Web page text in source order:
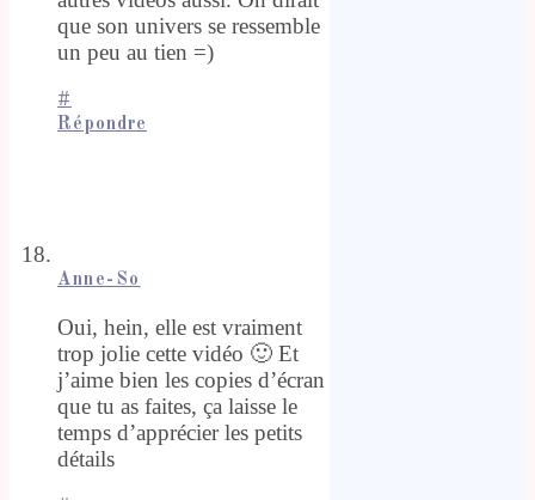
que son univers se ressemble
un peu au tien =)
#
Répondre
Anne-So
Oui, hein, elle est vraiment
trop jolie cette vidéo 🙂 Et
j’aime bien les copies d’écran
que tu as faites, ça laisse le
temps d’apprécier les petits
détails